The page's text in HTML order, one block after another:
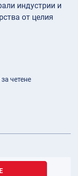
индустрии и
от целия
четене